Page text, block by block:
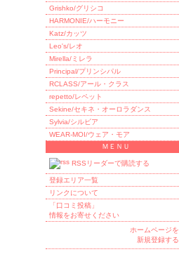
Grishko/グリシコ
HARMONIE/ハーモニー
Katz/カッツ
Leo's/レオ
Mirella/ミレラ
Principal/プリンシパル
RCLASS/アール・クラス
repetto/レペット
Sekine/セキネ・オーロラダンス
Sylvia/シルビア
WEAR-MOI/ウェア・モア
ＭＥＮＵ
RSSリーダーで購読する
登録エリア一覧
リンクについて
「口コミ投稿」
情報をお寄せください
ホームページを
新規登録する